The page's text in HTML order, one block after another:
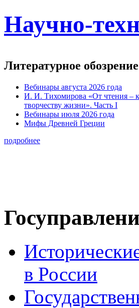
Научно-
Литературное обозрение
Вебинары августа 2026 года
И. И. Тихомирова «От чтения – к
творчеству жизни». Часть I
Вебинары июля 2026 года
Мифы Древней Греции
подробнее
в России